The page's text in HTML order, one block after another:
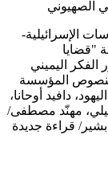
الإسرائيلية-
"قضايا
الفكر اليميني
المؤسسة
دافيد أوحانا،
مهنّد مصطفى/
بشير/ قراءة جديدة